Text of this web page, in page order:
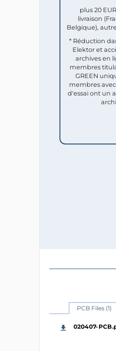
plus 20
livraison
Belgique),
* Réduction
Elektor et
archives en
membres
GREEN
membres
d'essai ont un
PCB Files (1)
020407-